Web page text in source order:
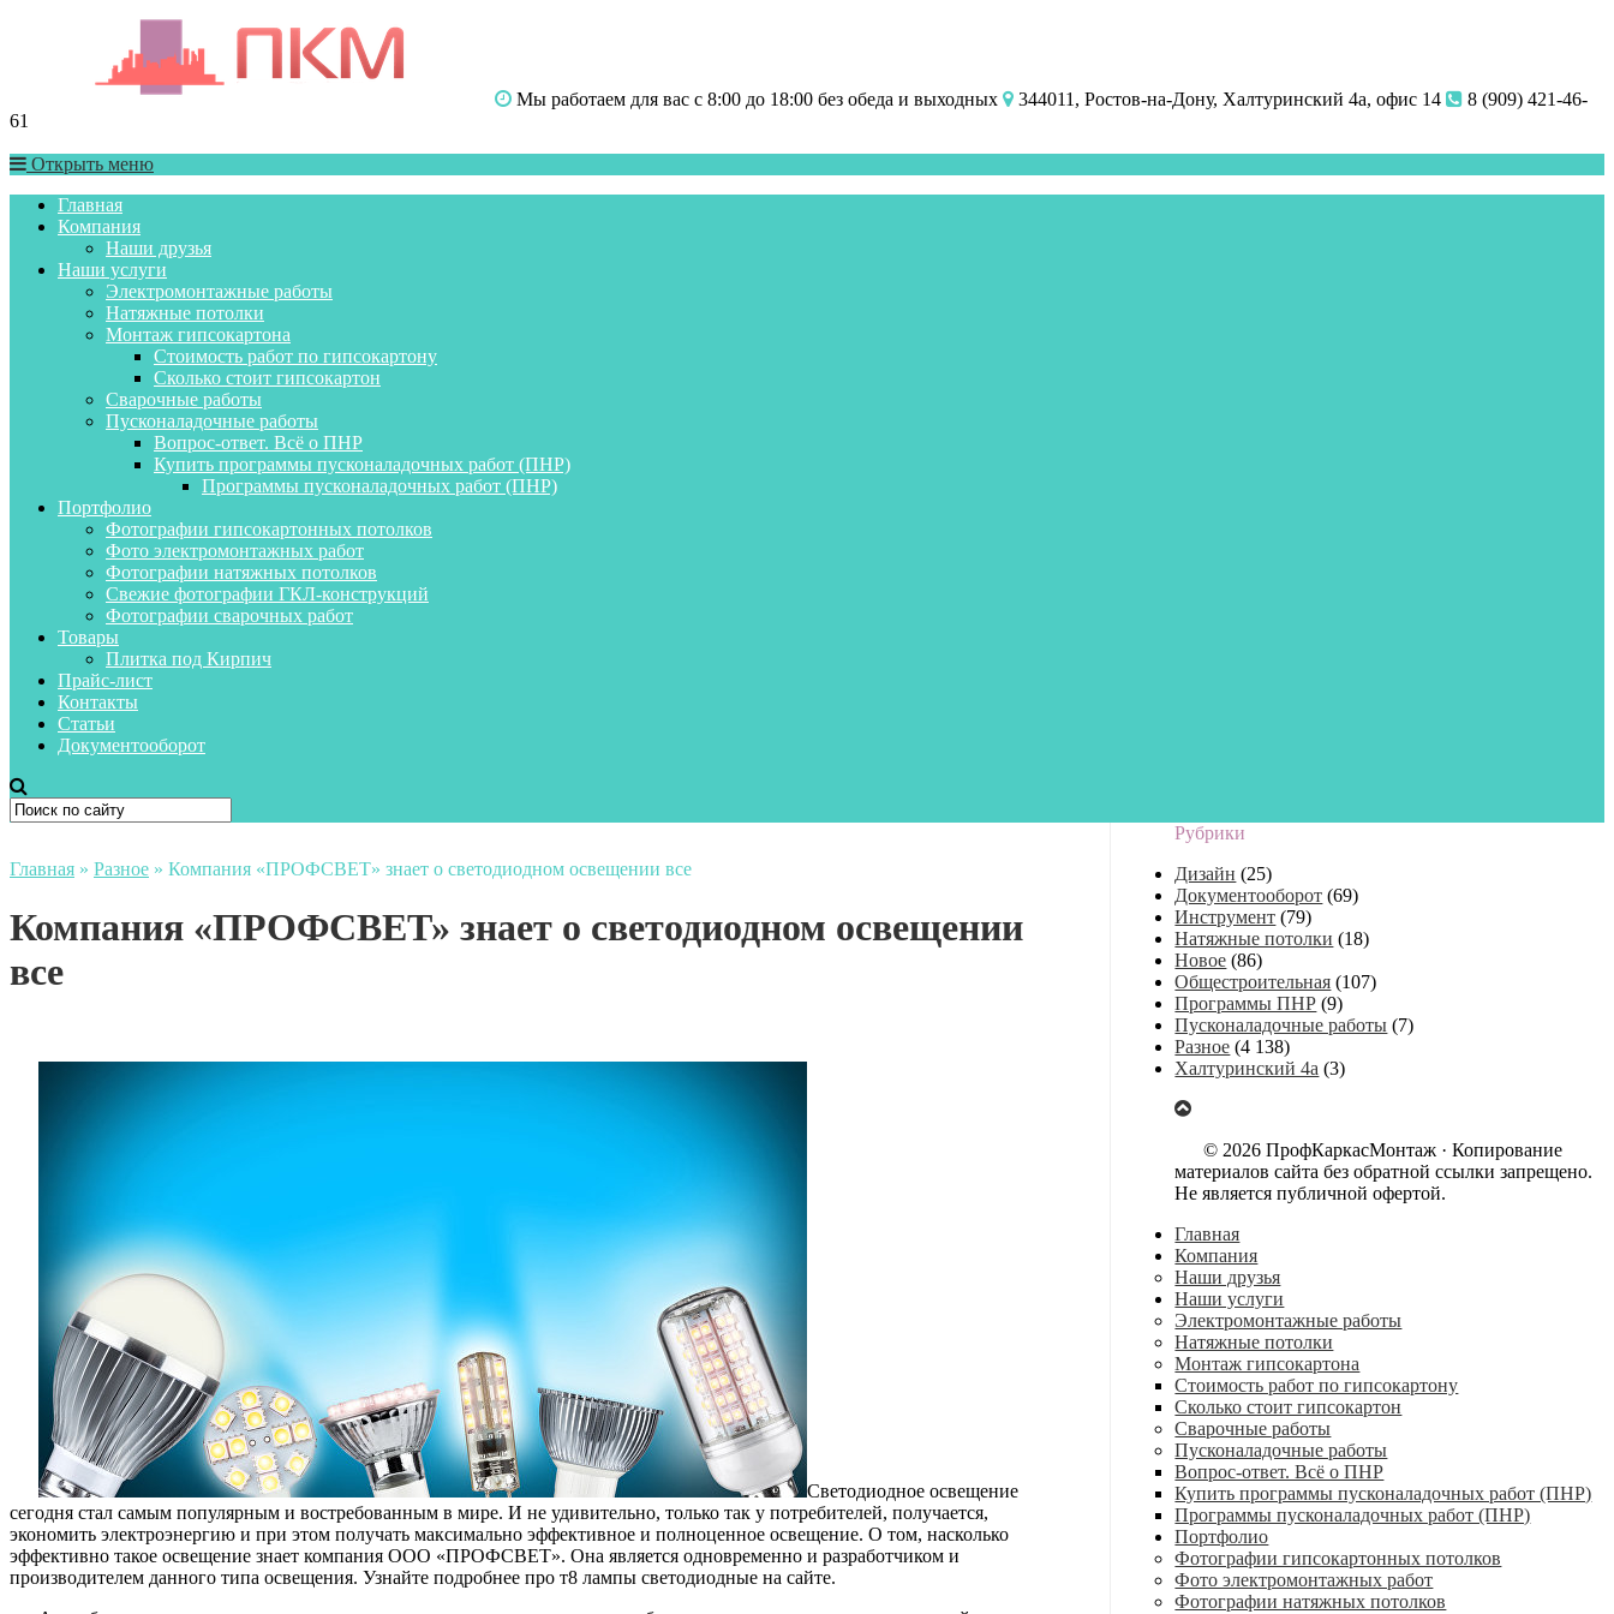
Мы работаем для вас с 8:00 до 18:00 без обеда и выходных 344011, Ростов-на-Дону, Халтуринский 4а, офис 14
8 (909) 421-46-
61
Открыть меню
Главная
Компания
Наши друзья
Наши услуги
Электромонтажные работы
Натяжные потолки
Монтаж гипсокартона
Стоимость работ по гипсокартону
Сколько стоит гипсокартон
Сварочные работы
Пусконаладочные работы
Вопрос-ответ. Всё о ПНР
Купить программы пусконаладочных работ (ПНР)
Программы пусконаладочных работ (ПНР)
Портфолио
Фотографии гипсокартонных потолков
Фото электромонтажных работ
Фотографии натяжных потолков
Свежие фотографии ГКЛ-конструкций
Фотографии сварочных работ
Товары
Плитка под Кирпич
Прайс-лист
Контакты
Статьи
Документооборот
Главная » Разное » Компания «ПРОФСВЕТ» знает о светодиодном освещении все
Компания «ПРОФСВЕТ» знает о светодиодном освещении
все
Светодиодное освещение
сегодня стал самым популярным и востребованным в мире. И не удивительно, только так у потребителей, получается,
экономить электроэнергию и при этом получать максимально эффективное и полноценное освещение. О том, насколько
эффективно такое освещение знает компания ООО «ПРОФСВЕТ». Она является одновременно и разработчиком и
производителем данного типа освещения. Узнайте подробнее про т8 лампы светодиодные на сайте.
Рубрики
Дизайн (25)
Документооборот (69)
Инструмент (79)
Натяжные потолки (18)
Новое (86)
Общестроительная (107)
Программы ПНР (9)
Пусконаладочные работы (7)
Разное (4 138)
Халтуринский 4а (3)
© 2026 ПрофКаркасМонтаж · Копирование
материалов сайта без обратной ссылки запрещено.
Не является публичной офертой.
Главная
Компания
Наши друзья
Наши услуги
Электромонтажные работы
Натяжные потолки
Монтаж гипсокартона
Стоимость работ по гипсокартону
Сколько стоит гипсокартон
Сварочные работы
Пусконаладочные работы
Вопрос-ответ. Всё о ПНР
Купить программы пусконаладочных работ (ПНР)
Программы пусконаладочных работ (ПНР)
Портфолио
Фотографии гипсокартонных потолков
Фото электромонтажных работ
Фотографии натяжных потолков